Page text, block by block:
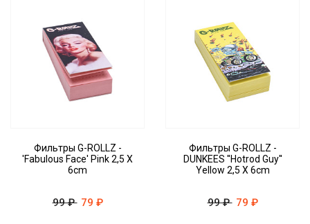
Фильтры G-ROLLZ -
'Fabulous Face' Pink 2,5 X
6cm
99 ₽ 79 ₽
Фильтры G-ROLLZ -
DUNKEES ''Hotrod Guy''
Yellow 2,5 X 6cm
99 ₽ 79 ₽